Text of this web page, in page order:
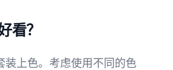
看？
装上色。考虑使用不同的色